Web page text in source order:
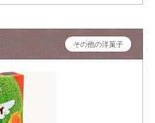
その他の洋菓子